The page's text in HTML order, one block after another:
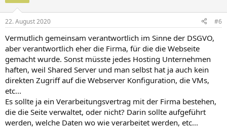
e
:
22. August 2020 #6
Vermutlich gemeinsam verantwortlich im Sinne der DSGVO,
aber verantwortlich eher die Firma, für die die Webseite
gemacht wurde. Sonst müsste jedes Hosting Unternehmen
haften, weil Shared Server und man selbst hat ja auch kein
direkten Zugriff auf die Webserver Konfiguration, die VMs,
etc...
Es sollte ja ein Verarbeitungsvertrag mit der Firma bestehen,
die die Seite verwaltet, oder nicht? Darin sollte aufgeführt
werden, welche Daten wo wie verarbeitet werden, etc...